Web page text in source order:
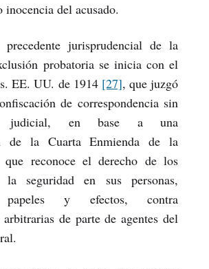
del acusado.
precedente jurisprudencial de la
probatoria se inicia con el
EE. UU. de 1914 [27], que juzgó
de correspondencia sin
judicial, en base a una
de la Cuarta Enmienda de la
que reconoce el derecho de los
la seguridad en sus personas,
papeles y efectos, contra
arbitrarias de parte de agentes del